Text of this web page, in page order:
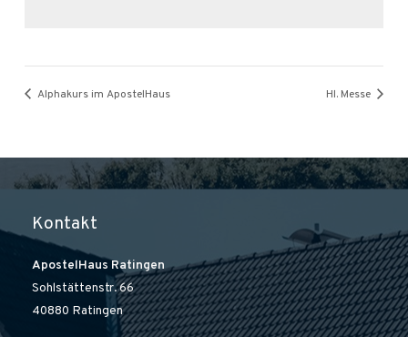
Alphakurs im ApostelHaus Hl. Messe
Kontakt
ApostelHaus Ratingen
Sohlstättenstr. 66
40880 Ratingen